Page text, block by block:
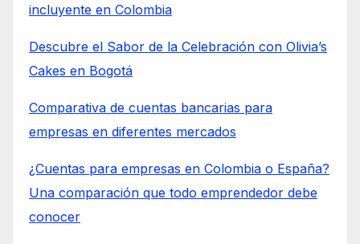
incluyente en Colombia
Descubre el Sabor de la Celebración con Olivia’s
Cakes en Bogotá
Comparativa de cuentas bancarias para
empresas en diferentes mercados
¿Cuentas para empresas en Colombia o España?
Una comparación que todo emprendedor debe
conocer